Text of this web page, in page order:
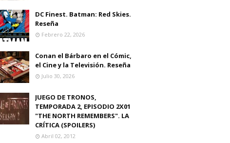
DC Finest. Batman: Red Skies.
Reseña
Febrero 22, 2026
Conan el Bárbaro en el Cómic,
el Cine y la Televisión. Reseña
Julio 30, 2026
JUEGO DE TRONOS,
TEMPORADA 2, EPISODIO 2X01
"THE NORTH REMEMBERS". LA
CRÍTICA (SPOILERS)
Abril 02, 2012